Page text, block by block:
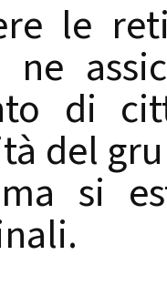
le
ne
di
del
si